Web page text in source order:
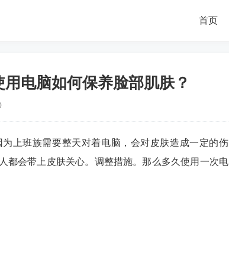
首页
电脑如何保养脸部肌肤？
班族需要整天对着电脑，会对皮肤造成一定的伤
都会带上皮肤关心。调整措施。那么多久使用一次电